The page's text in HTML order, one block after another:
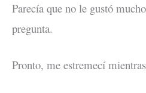
Parecía que no le gustó
pregunta.
Pronto, me estremecí